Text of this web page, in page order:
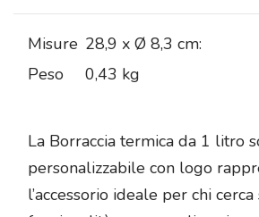
Misure 28,9 x Ø 8,3 cm:
Peso
0,43 kg
La Borraccia termica da 1 litro
personalizzabile con logo
l’accessorio ideale per chi